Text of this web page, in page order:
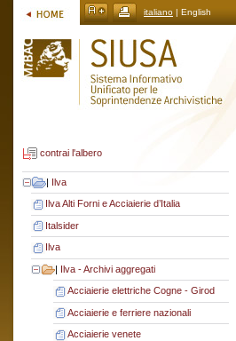
italiano | English
contrai l'albero
| Ilva
Ilva Alti Forni e Acciaierie d’Italia
Italsider
Ilva
| Ilva - Archivi aggregati
Acciaierie elettriche Cogne - Girod
Acciaierie e ferriere nazionali
Acciaierie venete